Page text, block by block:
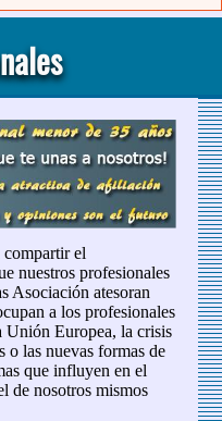
compartir el
nuestros profesionales
Asociación atesoran
a los profesionales
Unión Europea, la crisis
o las nuevas formas de
que influyen en el
de nosotros mismos